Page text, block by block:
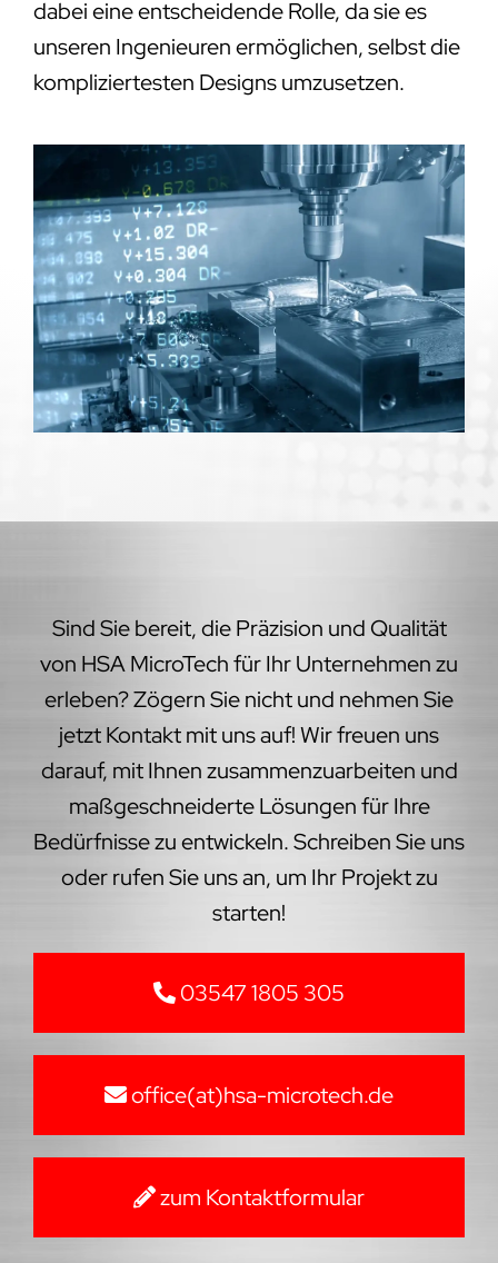
dabei eine entscheidende Rolle, da sie es
unseren Ingenieuren ermöglichen, selbst die
kompliziertesten Designs umzusetzen.
Sind Sie bereit, die Präzision und Qualität
von HSA MicroTech für Ihr Unternehmen zu
erleben? Zögern Sie nicht und nehmen Sie
jetzt Kontakt mit uns auf! Wir freuen uns
darauf, mit Ihnen zusammenzuarbeiten und
maßgeschneiderte Lösungen für Ihre
Bedürfnisse zu entwickeln. Schreiben Sie uns
oder rufen Sie uns an, um Ihr Projekt zu
starten!
03547 1805 305
office(at)hsa-microtech.de
zum Kontaktformular